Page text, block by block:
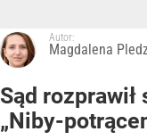
Autor:
Magdalena
Sąd
„Niby-